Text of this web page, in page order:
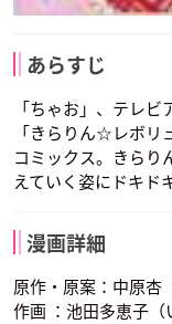
あらすじ
「ちゃお」、テレ
「きらりん☆レボリ
コミックス。きらり
えていく姿にドキド
漫画詳細
原作・原案：中原杏
作画 ：池田多恵子